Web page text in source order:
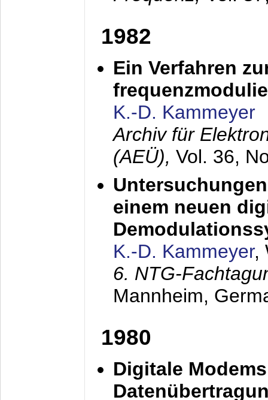
1982
Ein Verfahren
K.-D. Kammeyer
Archiv für
(AEÜ), Vol. 36,
einem neuen
K.-D. Kammeyer,
6. NTG-
Mannheim,
1980
Digitale